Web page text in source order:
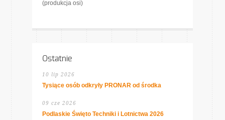
(produkcja osi)
Ostatnie
10 lip 2026
Tysiące osób odkryły PRONAR od środka
09 cze 2026
Podlaskie Święto Techniki i Lotnictwa 2026